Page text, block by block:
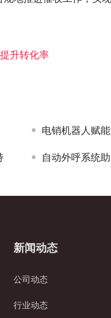
升转化率
电销机器人赋
自动外呼系统助
新闻动态
公司动态
行业动态